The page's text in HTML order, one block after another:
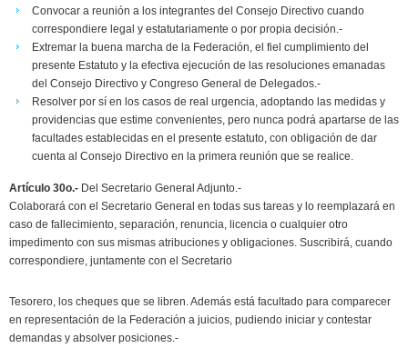
Convocar a reunión a los integrantes del Consejo Directivo cuando
correspondiere legal y estatutariamente o por propia decisión.-
Extremar la buena marcha de la Federación, el fiel cumplimiento del
presente Estatuto y la efectiva ejecución de las resoluciones emanadas
del Consejo Directivo y Congreso General de Delegados.-
Resolver por sí en los casos de real urgencia, adoptando las medidas y
providencias que estime convenientes, pero nunca podrá apartarse de las
facultades establecidas en el presente estatuto, con obligación de dar
cuenta al Consejo Directivo en la primera reunión que se realice.
Artículo 30o.- Del Secretario General Adjunto.-
Colaborará con el Secretario General en todas sus tareas y lo reemplazará en
caso de fallecimiento, separación, renuncia, licencia o cualquier otro
impedimento con sus mismas atribuciones y obligaciones. Suscribirá, cuando
correspondiere, juntamente con el Secretario
Tesorero, los cheques que se libren. Además está facultado para comparecer
en representación de la Federación a juicios, pudiendo iniciar y contestar
demandas y absolver posiciones.-